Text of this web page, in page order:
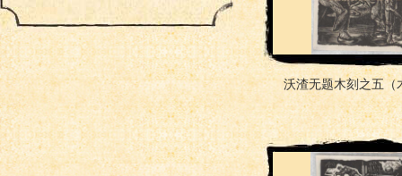
沃渣无题木刻之五